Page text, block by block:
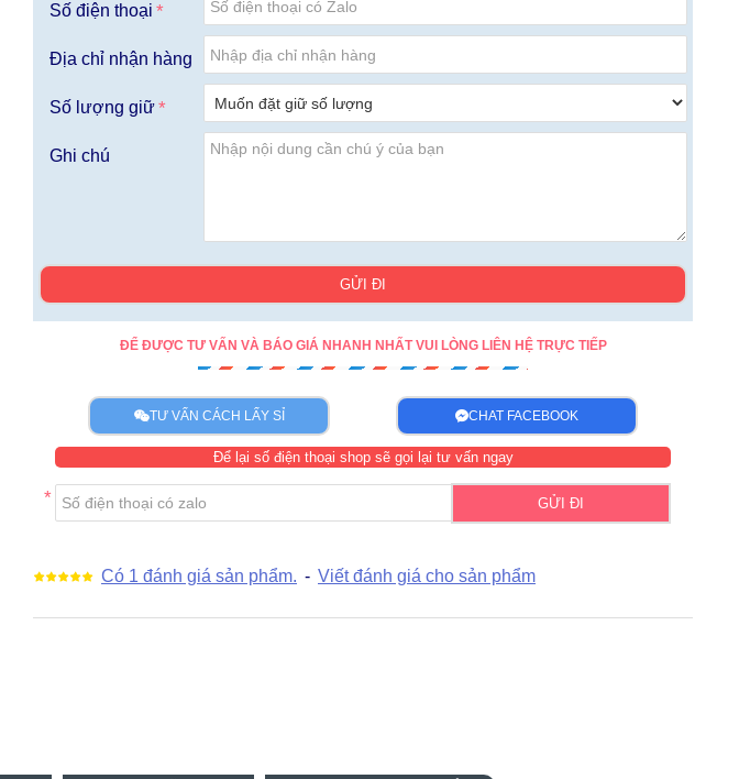
cổ bèo size 6-10
ren ngực bé gái
Có 1 đánh giá sản phẩm. - Viết đánh giá cho sản phẩm
ĐỂ ĐƯỢC TƯ VẤN VÀ BÁO GIÁ NHANH NHẤT VUI LÒNG LIÊN HỆ TRỰC TIẾP
TƯ VẤN CÁCH LẤY SỈ CHAT FACEBOOK
Để lại số điện thoại shop sẽ gọi lại tư vấn ngay
GỬI ĐI
Số điện thoại
Địa chỉ nhận hàng
Số lượng giữ
Ghi chú
GỬI ĐI